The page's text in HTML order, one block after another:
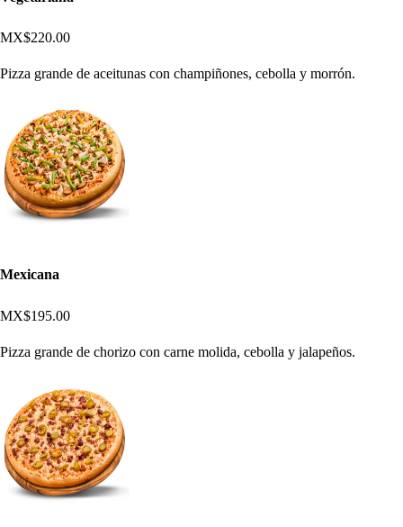
MX$220.00
Pizza grande de aceitunas con champiñones, cebolla y morrón.
Mexicana
MX$195.00
Pizza grande de chorizo con carne molida, cebolla y jalapeños.